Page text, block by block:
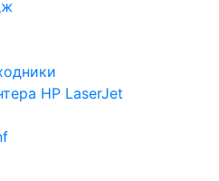
HP LaserJet